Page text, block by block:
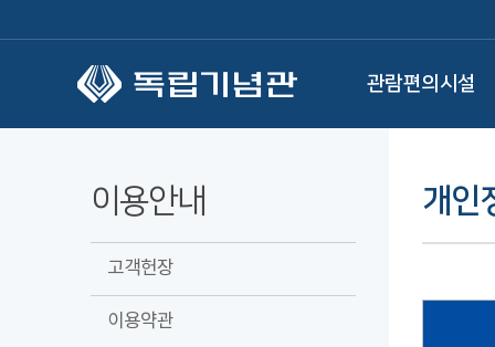
관람편의시설
이용안내
고객헌장
이용약관
개인